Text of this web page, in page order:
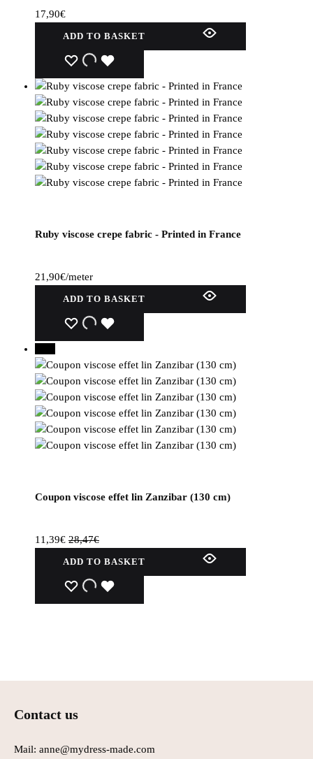
17,90€
ADD TO BASKET
WISHLIST
WISHLIST
Ruby viscose crepe fabric - Printed in France
21,90€/meter
ADD TO BASKET
WISHLIST
WISHLIST
Coupon viscose effet lin Zanzibar (130 cm)
11,39€ 28,47€
ADD TO BASKET
WISHLIST
WISHLIST
Contact us
Mail: anne@mydress-made.com